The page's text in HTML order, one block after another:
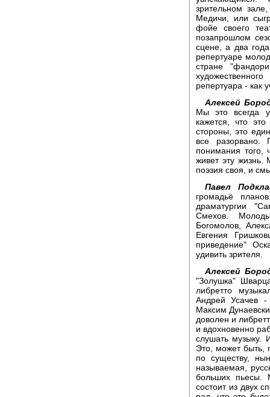
зрительном
Медичи, или
фойе своего
позапрошлом
сцене, а два
репертуаре
стране
репертуара - как
Алексей
Мы это всегда
кажется, что
стороны, это
все разорвано.
понимания того,
живет эту
поэзия своя, и
Павел
громадьё
драматургии
Смехов.
Богомолов,
Евгения
приведение"
удивить зрителя.
Алексей
"Золушка"
либретто
Андрей Усачев
Максим
доволен и
и вдохновенно
слушать музыку.
Это, может быть,
по существу,
называемая,
больших пьесы.
состоит из двух